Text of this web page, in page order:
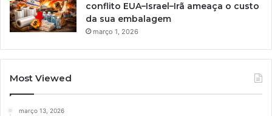
conflito EUA–Israel–Irã ameaça o custo
da sua embalagem
março 1, 2026
Most Viewed
março 13, 2026